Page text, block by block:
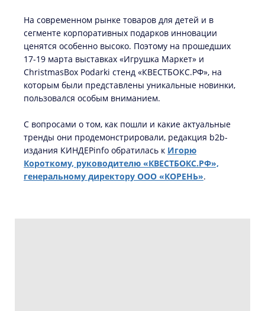
На современном рынке товаров для детей и в
сегменте корпоративных подарков инновации
ценятся особенно высоко. Поэтому на прошедших
17-19 марта выставках «Игрушка Маркет» и
ChristmasBox Podarki стенд «КВЕСТБОКС.РФ», на
которым были представлены уникальные новинки,
пользовался особым вниманием.
С вопросами о том, как пошли и какие актуальные
тренды они продемонстрировали, редакция b2b-
издания КИНДЕРinfo обратилась к Игорю
Короткому, руководителю «КВЕСТБОКС.РФ»,
генеральному директору ООО «КОРЕНЬ».